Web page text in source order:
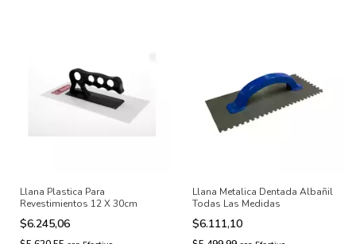
Llana Plastica Para
Revestimientos 12 X 30cm
$6.245,06
Llana Metalica Dentada Albañil
Todas Las Medidas
$6.111,10